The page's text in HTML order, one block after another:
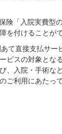
険「入院実費型
を付けることがで
あて直接支払サ
ビスの対象とな
、入院・手術な
ご利用にあたっ